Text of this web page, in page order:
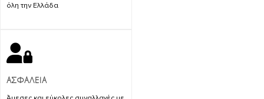
όλη την Ελλάδα
ΑΣΦΑΛΕΙΑ